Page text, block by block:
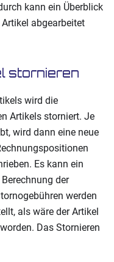
kann ein Überblick
abgearbeitet
stornieren
wird die
Artikels storniert. Je
wird dann eine neue
Es kann ein
der
werden
als wäre der Artikel
Das Stornieren